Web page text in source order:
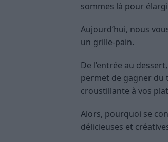
sommes là pour
Aujourd’hui, nous
un grille-pain.
De l’entrée au
permet de gagner du
croustillante à vos
Alors, pourquoi se
délicieuses et